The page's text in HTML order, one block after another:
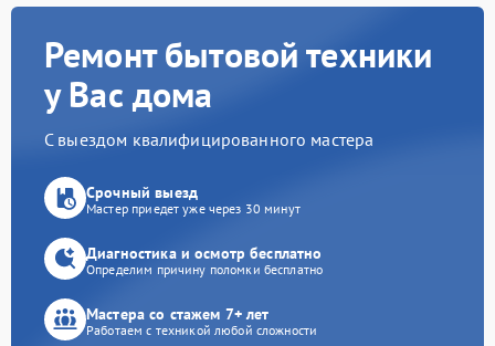
Ремонт бытовой техники
у Вас дома
С выездом квалифицированного мастера
Срочный выезд
Мастер приедет уже через 30 минут
Диагностика и осмотр бесплатно
Определим причину поломки бесплатно
Мастера со стажем 7+ лет
Работаем с техникой любой сложности